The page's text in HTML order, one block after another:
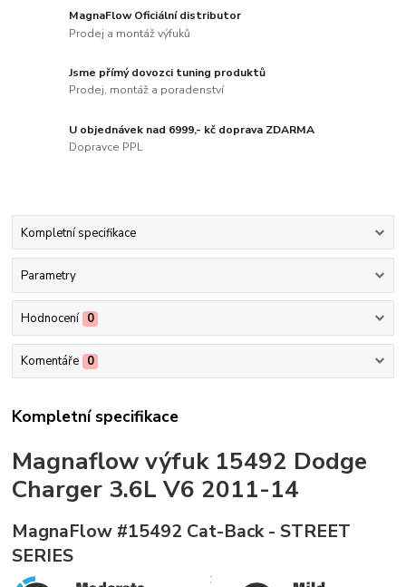
MagnaFlow Oficiální distributor
Prodej a montáž výfuků
Jsme přímý dovozci tuning produktů
Prodej, montáž a poradenství
U objednávek nad 6999,- kč doprava ZDARMA
Dopravce PPL
Kompletní specifikace
Parametry
Hodnocení 0
Komentáře 0
Kompletní specifikace
Magnaflow výfuk 15492 Dodge
Charger 3.6L V6 2011-14
MagnaFlow #15492 Cat-Back - STREET
SERIES